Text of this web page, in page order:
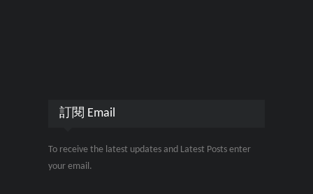
訂閱 Email
To receive the latest updates and Latest Posts enter
your email.